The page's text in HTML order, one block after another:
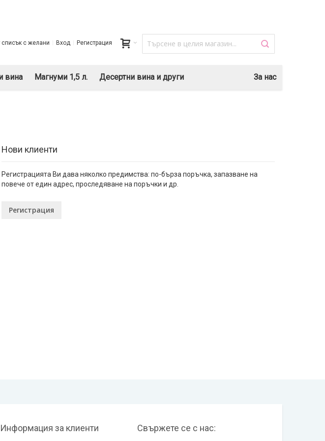
списък с желани Вход Регистрация
вина Магнуми 1,5 л. Десертни вина и други За нас
Нови клиенти
Регистрацията Ви дава няколко предимства: по-бърза поръчка, запазване на
повече от един адрес, проследяване на поръчки и др.
Регистрация
Информация за клиенти Свържете се с нас: